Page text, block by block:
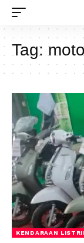
Tag:
KENDARAAN